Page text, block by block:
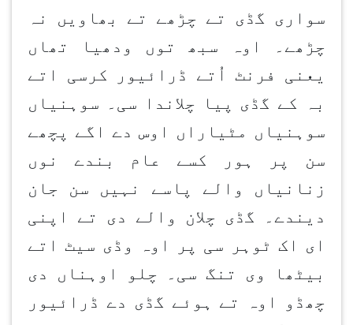
سواری گڈی تے چڑھے تے بھاویں نہ
چڑھے۔ اوہ سبھ توں ودھیا تھاں
یعنی فرنٹ اُتے ڈرائیور کرسی اتے
بہ کے گڈی پیا چلاندا سی۔ سوہنیاں
سوہنیاں مٹیاراں اوس دے اگے پچھے
سن پر ہور کسے عام بندے نوں
زنانیاں والے پاسے نہیں سن جان
دیندے۔ گڈی چلان والے دی تے اپنی
ای اک ٹوہر سی پر اوہ وڈی سیٹ اتے
بیٹھا وی تنگ سی۔ چلو اوہناں دی
چھڈو اوہ تے ہوئے گڈی دے ڈرائیور